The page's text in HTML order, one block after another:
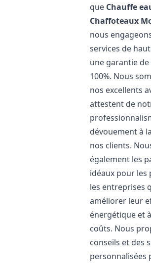
que Chauffe
Chaffoteaux
nous
services de
une garantie
100%. Nous
nos excellents
attestent de
dévouement à
nos clients.
également les
idéaux pour les
les entreprises
améliorer leur
énergétique et
coûts. Nous
conseils et des
personnalisées